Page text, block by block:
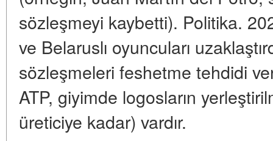
sözleşmeyi kaybetti). Politika.
ve Belaruslı oyuncuları
sözleşmeleri feshetme tehdidi
ATP, giyimde logosların
üreticiye kadar) vardır.